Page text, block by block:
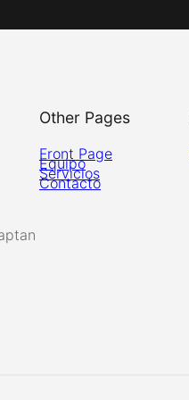
Other Pages
Front Page
Equipo
Servicios
Contacto